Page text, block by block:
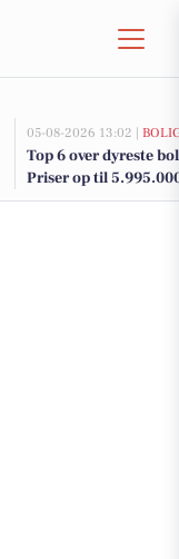
05-08-2026 13:02 |
Top 6 over dyreste
Priser op til